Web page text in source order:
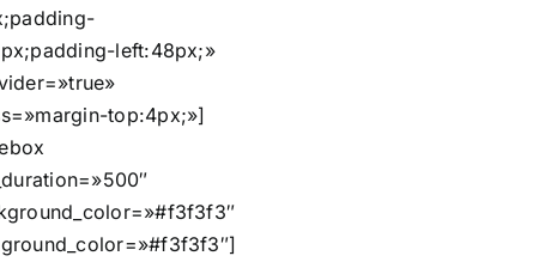
left:48px;»
top:4px;»]